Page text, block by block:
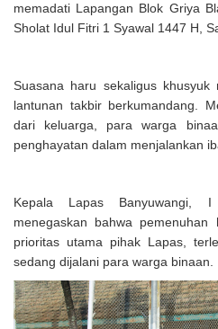
memadati Lapangan Blok Griya
Sholat Idul Fitri 1 Syawal 1447 H,
Suasana haru sekaligus
lantunan takbir berkumandang.
dari keluarga, para warga
penghayatan dalam menjalankan
Kepala Lapas Banyuwangi, I
menegaskan bahwa
prioritas utama pihak Lapas,
sedang dijalani para warga binaan.